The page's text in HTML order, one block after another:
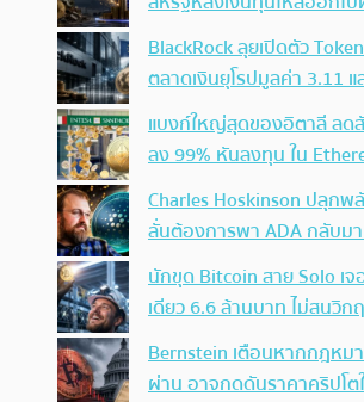
BlackRock ลุยเปิดตัว
ตลาดเงินยุโรปมูลค่า 3.11
แบงก์ใหญ่สุดของอิตาลี ลด
ลง 99% หันลงทุน ใน
Charles Hoskinson ปลุก
ลั่นต้องการพา ADA กลับม
นักขุด Bitcoin สาย Solo เ
เดียว 6.6 ล้านบาท ไม่สนวิ
Bernstein เตือนหากกฎหมา
ผ่าน อาจกดดันราคาคริปโ